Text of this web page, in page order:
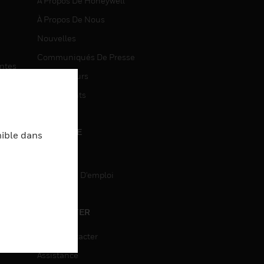
À Propos De Nous
Nouvelles
Communiqués De Presse
Investisseurs
Événements
CARRIÈRE
Recherche D'emploi
CONTACTER
Nous Contacter
Assistance
dans